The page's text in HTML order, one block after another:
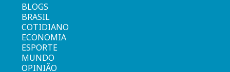
BLOGS
BRASIL
COTIDIANO
ECONOMIA
ESPORTE
MUNDO
OPINIÃO